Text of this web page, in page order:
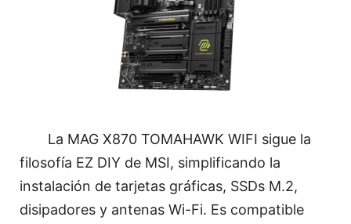
La MAG X870 TOMAHAWK WIFI sigue la
filosofía EZ DIY de MSI, simplificando la
instalación de tarjetas gráficas, SSDs M.2,
disipadores y antenas Wi-Fi. Es compatible